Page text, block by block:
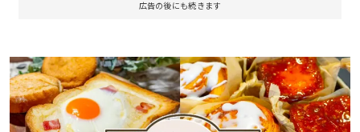
広告の後にも続きます